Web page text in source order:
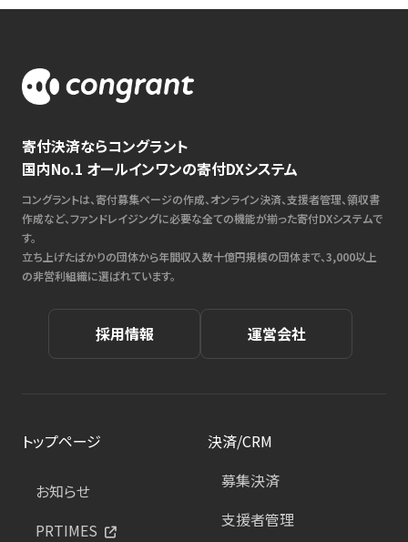
寄付決済ならコングラント
国内No.1 オールインワンの寄付DXシステム
コングラントは、寄付募集ページの作成、オンライン決済、支援者管理、領収書
作成など、ファンドレイジングに必要な全ての機能が揃った寄付DXシステムで
す。
立ち上げたばかりの団体から年間収入数十億円規模の団体まで、3,000以上
の非営利組織に選ばれています。
採用情報 運営会社
トップページ
お知らせ
PRTIMES
決済/CRM
募集決済
支援者管理